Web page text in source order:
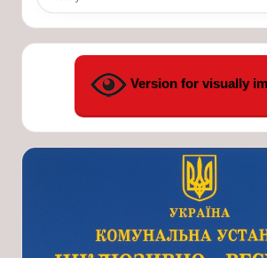
Version for visually